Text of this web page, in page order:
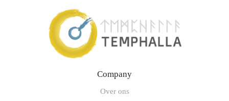
Company
Over ons